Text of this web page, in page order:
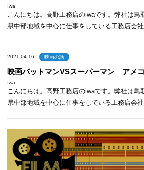
Iwa
こんにちは。高野工務店のiwaです。弊社は鳥
県中部地域を中心に仕事をしている工務店会
2021.04.16 映画の話
映画バットマンVSスーパーマン アメ
Iwa
こんにちは。高野工務店のiwaです。弊社は鳥
県中部地域を中心に仕事をしている工務店会